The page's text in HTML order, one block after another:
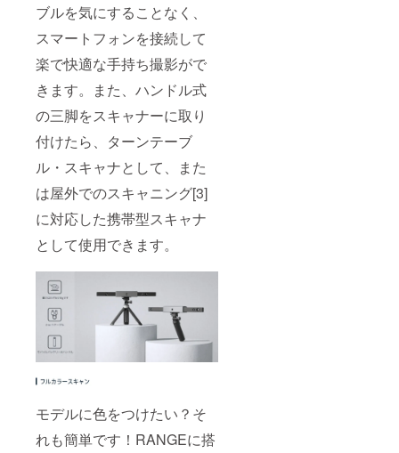
ブルを気にすることなく、
スマートフォンを接続して
楽で快適な手持ち撮影がで
きます。また、ハンドル式
の三脚をスキャナーに取り
付けたら、ターンテーブ
ル・スキャナとして、また
は屋外でのスキャニング[3]
に対応した携帯型スキャナ
として使用できます。
モデルに色をつけたい？そ
れも簡単です！RANGEに搭